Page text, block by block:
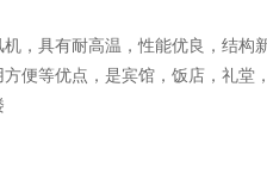
机，具有耐高温，性能优良，结构
方便等优点，是宾馆，饭店，礼堂